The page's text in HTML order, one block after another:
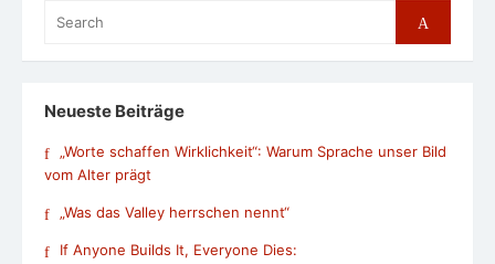
for:
Search
Neueste Beiträge
„Worte schaffen Wirklichkeit“: Warum Sprache unser Bild
vom Alter prägt
„Was das Valley herrschen nennt“
If Anyone Builds It, Everyone Dies: